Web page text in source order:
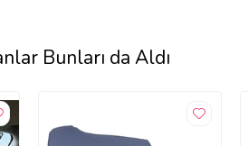
Bunları da Aldı